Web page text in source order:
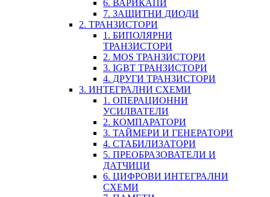
6. ВАРИКАПИ
7. ЗАЩИТНИ ДИОДИ
2. ТРАНЗИСТОРИ
1. БИПОЛЯРНИ
ТРАНЗИСТОРИ
2. MOS ТРАНЗИСТОРИ
3. IGBT ТРАНЗИСТОРИ
4. ДРУГИ ТРАНЗИСТОРИ
3. ИНТЕГРАЛНИ СХЕМИ
1. ОПЕРАЦИОННИ
УСИЛВАТЕЛИ
2. КОМПАРАТОРИ
3. ТАЙМЕРИ И ГЕНЕРАТОРИ
4. СТАБИЛИЗАТОРИ
5. ПРЕОБРАЗОВАТЕЛИ И
ДАТЧИЦИ
6. ЦИФРОВИ ИНТЕГРАЛНИ
СХЕМИ